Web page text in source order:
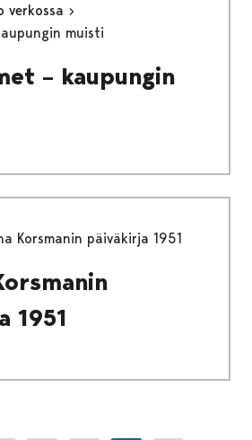
verkossa
muisti
– kaupungin
Korsmanin päiväkirja 1951
1951